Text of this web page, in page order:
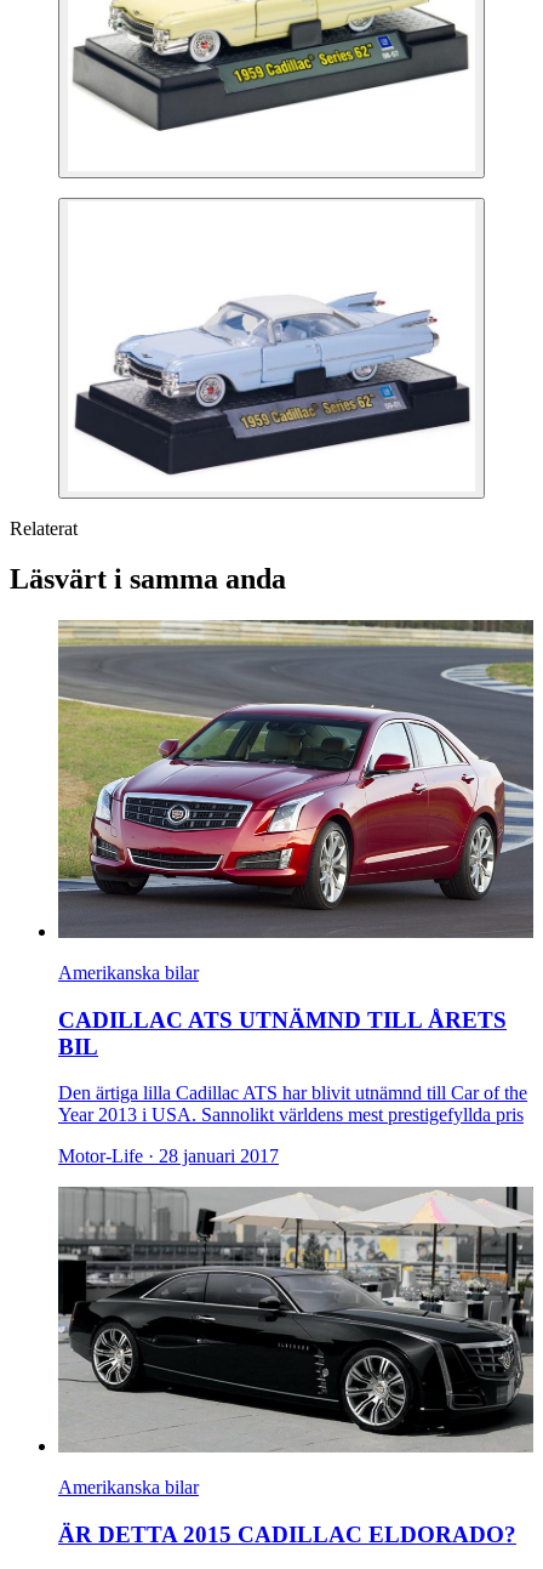
Relaterat
Läsvärt i samma anda
Amerikanska bilar
CADILLAC ATS UTNÄMND TILL ÅRETS
BIL
Den ärtiga lilla Cadillac ATS har blivit utnämnd till Car of the
Year 2013 i USA. Sannolikt världens mest prestigefyllda pris
Motor-Life · 28 januari 2017
Amerikanska bilar
ÄR DETTA 2015 CADILLAC ELDORADO?